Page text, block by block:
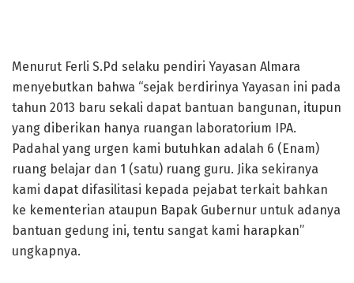
Menurut Ferli S.Pd selaku pendiri Yayasan Almara
menyebutkan bahwa “sejak berdirinya Yayasan ini pada
tahun 2013 baru sekali dapat bantuan bangunan, itupun
yang diberikan hanya ruangan laboratorium IPA.
Padahal yang urgen kami butuhkan adalah 6 (Enam)
ruang belajar dan 1 (satu) ruang guru. Jika sekiranya
kami dapat difasilitasi kepada pejabat terkait bahkan
ke kementerian ataupun Bapak Gubernur untuk adanya
bantuan gedung ini, tentu sangat kami harapkan”
ungkapnya.